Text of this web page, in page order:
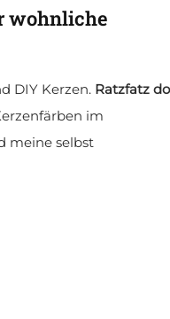
wohnliche
DIY Kerzen. Ratzfatz do
im
meine selbst